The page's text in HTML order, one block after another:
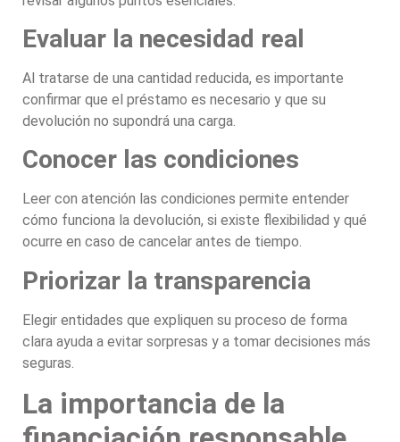
Evaluar la necesidad real
Al tratarse de una cantidad reducida, es importante
confirmar que el préstamo es necesario y que su
devolución no supondrá una carga.
Conocer las condiciones
Leer con atención las condiciones permite entender
cómo funciona la devolución, si existe flexibilidad y qué
ocurre en caso de cancelar antes de tiempo.
Priorizar la transparencia
Elegir entidades que expliquen su proceso de forma
clara ayuda a evitar sorpresas y a tomar decisiones más
seguras.
La importancia de la